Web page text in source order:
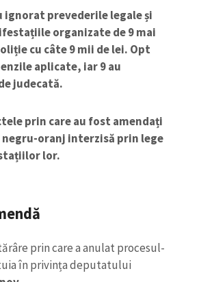
ignorat prevederile legale și
organizate de 9 mai
cu câte 9 mii de lei. Opt
aplicate, iar 9 au
judecată.
prin care au fost amendați
oranj interzisă prin lege
lor.
prin care a anulat procesul-
în privința deputatului
titlu
imagine